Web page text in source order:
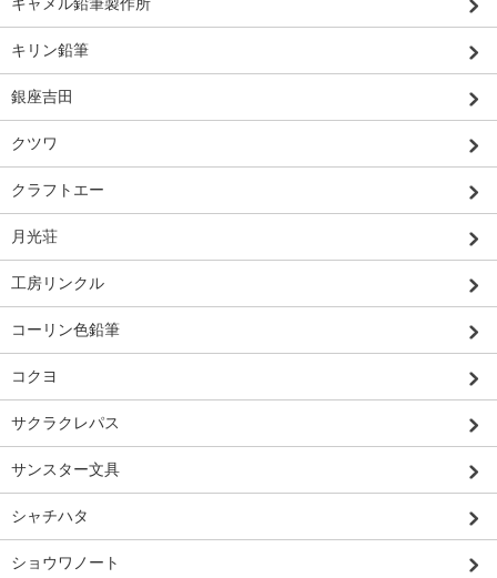
キリン鉛筆
銀座吉田
クツワ
クラフトエー
月光荘
工房リンクル
コーリン色鉛筆
コクヨ
サクラクレパス
サンスター文具
シャチハタ
ショウワノート